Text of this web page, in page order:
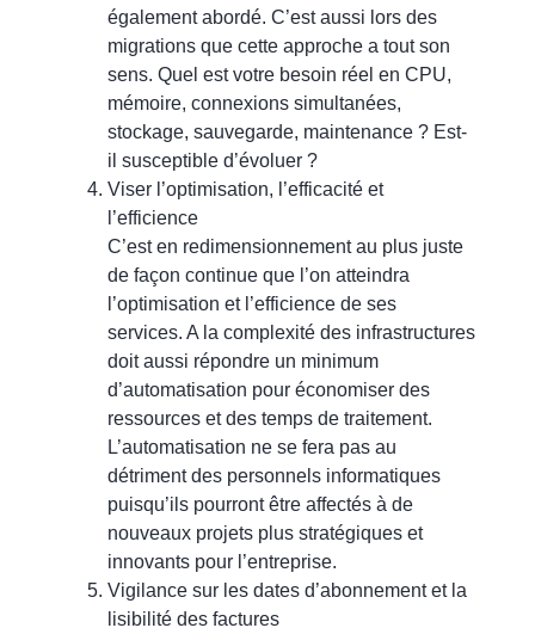
également abordé. C’est aussi lors des
migrations que cette approche a tout son
sens. Quel est votre besoin réel en CPU,
mémoire, connexions simultanées,
stockage, sauvegarde, maintenance ? Est-
il susceptible d’évoluer ?
Viser l’optimisation, l’efficacité et
l’efficience
C’est en redimensionnement au plus juste
de façon continue que l’on atteindra
l’optimisation et l’efficience de ses
services. A la complexité des infrastructures
doit aussi répondre un minimum
d’automatisation pour économiser des
ressources et des temps de traitement.
L’automatisation ne se fera pas au
détriment des personnels informatiques
puisqu’ils pourront être affectés à de
nouveaux projets plus stratégiques et
innovants pour l’entreprise.
Vigilance sur les dates d’abonnement et la
lisibilité des factures